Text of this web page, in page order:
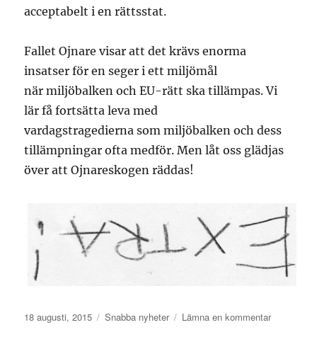
acceptabelt i en rättsstat.
Fallet Ojnare visar att det krävs enorma
insatser för en seger i ett miljömål
när miljöbalken och EU-rätt ska tillämpas. Vi
lär få fortsätta leva med
vardagstragedierna som miljöbalken och dess
tillämpningar ofta medför. Men låt oss glädjas
över att Ojnareskogen räddas!
Publicerat
18 augusti, 2015 Kategorier
Snabba nyheter Lämna en kommentartill